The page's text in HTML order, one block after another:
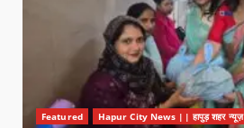
Featured Hapur City News || हापुड़ शहर न्यूज़